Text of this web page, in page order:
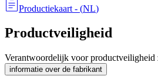
Productiekaart - (NL)
Productveiligheid
Verantwoordelijk voor productveiligheid
informatie over de fabrikant